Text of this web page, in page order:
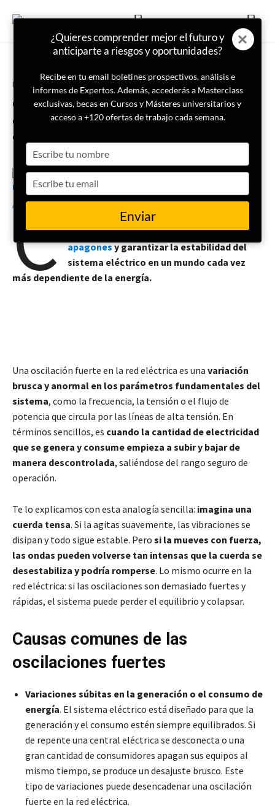
Portada
Oscilación fuerte en la red
eléctrica: qué es y por qué puede
causar un apagón
Rubén Asenjo
C
omprender las oscilaciones fuertes en la
red eléctrica es clave para prevenir
apagonesy garantizar la estabilidad del
sistema eléctrico en un mundo cada vez
más dependiente de la energía.
Una oscilación fuerte en la red eléctrica es una variación
brusca y anormal en los parámetros fundamentales del
sistema, como la frecuencia, la tensión o el flujo de
potencia que circula por las líneas de alta tensión. En
términos sencillos, es cuando la cantidad de electricidad
que se genera y consume empieza a subir y bajar de
manera descontrolada, saliéndose del rango seguro de
operación.
Te lo explicamos con esta analogía sencilla: imagina una
cuerda tensa. Si la agitas suavemente, las vibraciones se
disipan y todo sigue estable. Pero si la mueves con fuerza,
las ondas pueden volverse tan intensas que la cuerda se
desestabiliza y podría romperse. Lo mismo ocurre en la
red eléctrica: si las oscilaciones son demasiado fuertes y
rápidas, el sistema puede perder el equilibrio y colapsar.
Causas comunes de las
oscilaciones fuertes
Variaciones súbitas en la generación o el consumo de
energía. El sistema eléctrico está diseñado para que la
generación y el consumo estén siempre equilibrados. Si
de repente una central eléctrica se desconecta o una
gran cantidad de consumidores apagan sus equipos al
mismo tiempo, se produce un desajuste brusco. Este
tipo de variaciones puede desencadenar una oscilación
fuerte en la red eléctrica.
¿Quieres comprender mejor el futuro y
anticiparte a riesgos y oportunidades?
Recibe en tu email boletines prospectivos, análisis e
informes de Expertos. Además, accederás a Masterclass
exclusivas, becas en Cursos y Másteres universitarios y
acceso a +120 ofertas de trabajo cada semana.
your
name
your
email
Enviar